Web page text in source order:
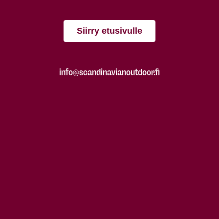
Siirry etusivulle
info@scandinavianoutdoor.fi